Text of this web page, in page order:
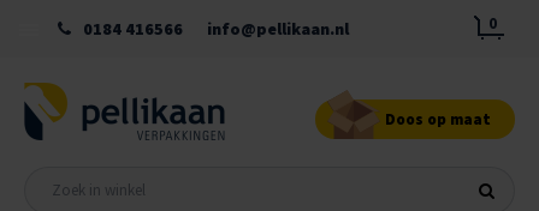
0184 416566 info@pellikaan.nl 0
Doos op maat